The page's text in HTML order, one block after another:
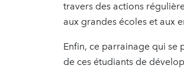
travers des actions
aux grandes écoles et aux
Enfin, ce parrainage qui se
de ces étudiants de